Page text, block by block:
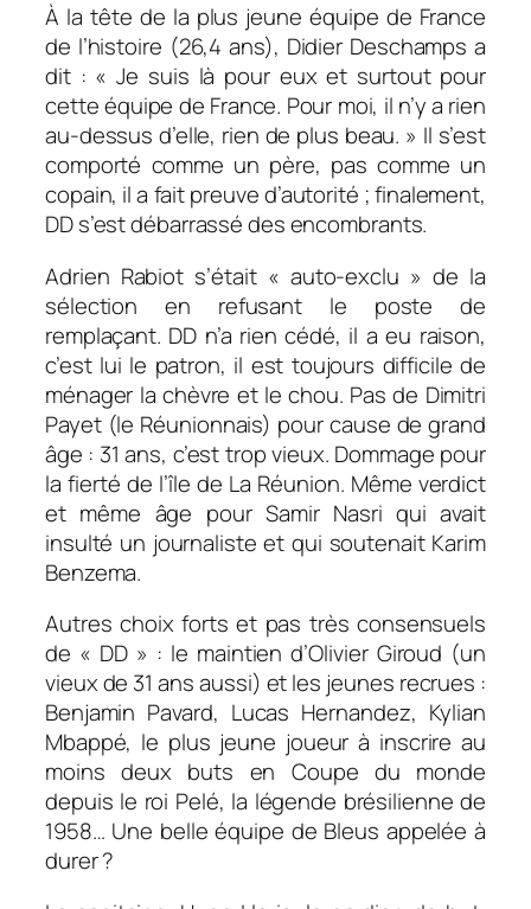
À la tête de la plus jeune équipe de France
de l’histoire (26,4 ans), Didier Deschamps a
dit : «Je suis là pour eux et surtout pour
cette équipe de France. Pour moi, il n’y a rien
au-dessus d’elle, rien de plus beau. » Il s’est
comporté comme un père, pas comme un
copain, il a fait preuve d’autorité ; finalement,
DD s’est débarrassé des encombrants.
Adrien Rabiot s’était « auto-exclu » de la
sélection en refusant le poste de
remplaçant. DD n’a rien cédé, il a eu raison,
c’est lui le patron, il est toujours difficile de
ménager la chèvre et le chou. Pas de Dimitri
Payet (le Réunionnais) pour cause de grand
âge : 31 ans, c’est trop vieux. Dommage pour
la fierté de l’île de La Réunion. Même verdict
et même âge pour Samir Nasri qui avait
insulté un journaliste et qui soutenait Karim
Benzema.
Autres choix forts et pas très consensuels
de « DD » : le maintien d’Olivier Giroud (un
vieux de 31 ans aussi) et les jeunes recrues :
Benjamin Pavard, Lucas Hernandez, Kylian
Mbappé, le plus jeune joueur à inscrire au
moins deux buts en Coupe du monde
depuis le roi Pelé, la légende brésilienne de
1958… Une belle équipe de Bleus appelée à
durer ?